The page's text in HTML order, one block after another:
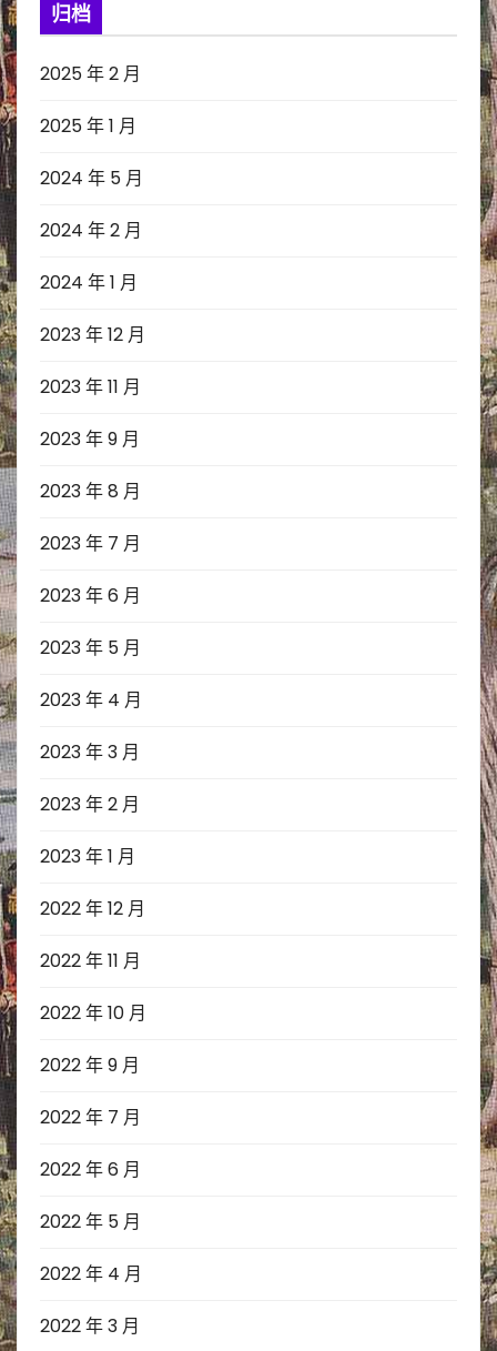
归档
2025 年 2 月
2025 年 1 月
2024 年 5 月
2024 年 2 月
2024 年 1 月
2023 年 12 月
2023 年 11 月
2023 年 9 月
2023 年 8 月
2023 年 7 月
2023 年 6 月
2023 年 5 月
2023 年 4 月
2023 年 3 月
2023 年 2 月
2023 年 1 月
2022 年 12 月
2022 年 11 月
2022 年 10 月
2022 年 9 月
2022 年 7 月
2022 年 6 月
2022 年 5 月
2022 年 4 月
2022 年 3 月